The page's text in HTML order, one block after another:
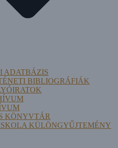
ADATBÁZIS
BIBLIOGRÁFIÁK
KÖNYVTÁR
KÜLÖNGYŰJTEMÉNY